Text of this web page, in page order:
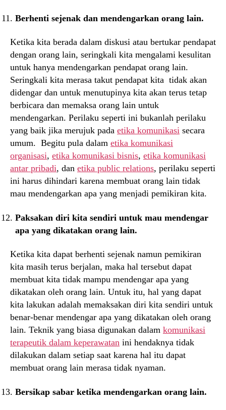
Berhenti sejenak dan mendengarkan orang lain.
Ketika kita berada dalam diskusi atau bertukar pendapat
dengan orang lain, seringkali kita mengalami kesulitan
untuk hanya mendengarkan pendapat orang lain.
Seringkali kita merasa takut pendapat kita tidak akan
didengar dan untuk menutupinya kita akan terus tetap
berbicara dan memaksa orang lain untuk
mendengarkan. Perilaku seperti ini bukanlah perilaku
yang baik jika merujuk pada etika komunikasi secara
umum. Begitu pula dalam etika komunikasi
organisasi, etika komunikasi bisnis, etika komunikasi
antar pribadi, dan etika public relations, perilaku seperti
ini harus dihindari karena membuat orang lain tidak
mau mendengarkan apa yang menjadi pemikiran kita.
Paksakan diri kita sendiri untuk mau mendengar
apa yang dikatakan orang lain.
Ketika kita dapat berhenti sejenak namun pemikiran
kita masih terus berjalan, maka hal tersebut dapat
membuat kita tidak mampu mendengar apa yang
dikatakan oleh orang lain. Untuk itu, hal yang dapat
kita lakukan adalah memaksakan diri kita sendiri untuk
benar-benar mendengar apa yang dikatakan oleh orang
lain. Teknik yang biasa digunakan dalam komunikasi
terapeutik dalam keperawatan ini hendaknya tidak
dilakukan dalam setiap saat karena hal itu dapat
membuat orang lain merasa tidak nyaman.
Bersikap sabar ketika mendengarkan orang lain.